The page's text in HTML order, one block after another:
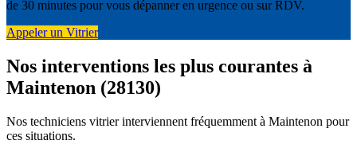
de 30 minutes pour vous dépanner en urgence ou sur RDV.
Appeler un Vitrier
Nos interventions les plus courantes à
Maintenon (28130)
Nos techniciens vitrier interviennent fréquemment à Maintenon pour
ces situations.